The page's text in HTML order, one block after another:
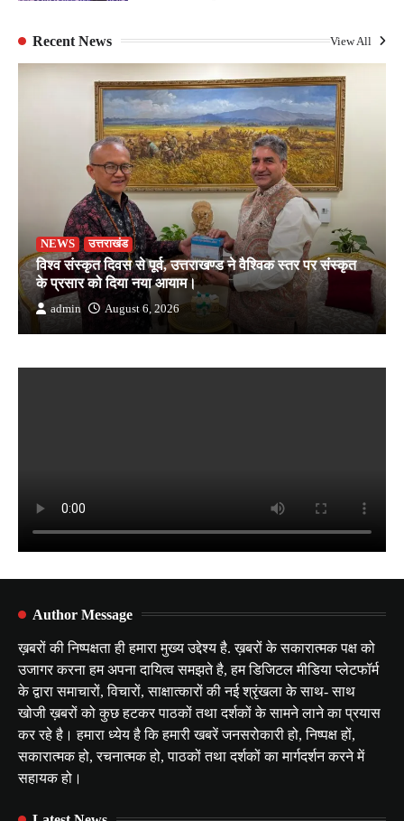
Recent News View All
NEWS उत्तराखंड
विश्व संस्कृत दिवस से पूर्व, उत्तराखण्ड ने वैश्विक स्तर पर संस्कृत
के प्रसार को दिया नया आयाम।
admin August 6, 2026
Author Message
ख़बरों की निष्पक्षता ही हमारा मुख्य उद्देश्य है. ख़बरों के सकारात्मक पक्ष को
उजागर करना हम अपना दायित्व समझते है, हम डिजिटल मीडिया प्लेटफॉर्म
के द्वारा समाचारों, विचारों, साक्षात्कारों की नई श्रृंखला के साथ- साथ
खोजी ख़बरों को कुछ हटकर पाठकों तथा दर्शकों के सामने लाने का प्रयास
कर रहे है। हमारा ध्येय है कि हमारी खबरें जनसरोकारी हो, निष्पक्ष हों,
सकारात्मक हो, रचनात्मक हो, पाठकों तथा दर्शकों का मार्गदर्शन करने में
सहायक हो।